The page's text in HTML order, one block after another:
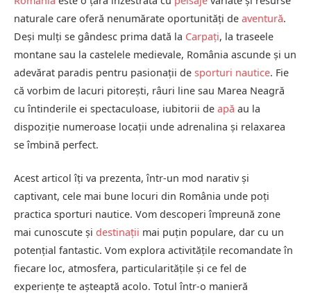
naturale care oferă nenumărate oportunități de aventură.
Deși mulți se gândesc prima dată la Carpați, la traseele
montane sau la castelele medievale, România ascunde și un
adevărat paradis pentru pasionații de sporturi nautice. Fie
că vorbim de lacuri pitorești, râuri line sau Marea Neagră
cu întinderile ei spectaculoase, iubitorii de apă au la
dispoziție numeroase locații unde adrenalina și relaxarea
se îmbină perfect.
Acest articol îți va prezenta, într-un mod narativ și
captivant, cele mai bune locuri din România unde poți
practica sporturi nautice. Vom descoperi împreună zone
mai cunoscute și destinații mai puțin populare, dar cu un
potențial fantastic. Vom explora activitățile recomandate în
fiecare loc, atmosfera, particularitățile și ce fel de
experiențe te așteaptă acolo. Totul într-o manieră